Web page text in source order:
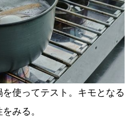
使ってテスト。キモとなる
みる。